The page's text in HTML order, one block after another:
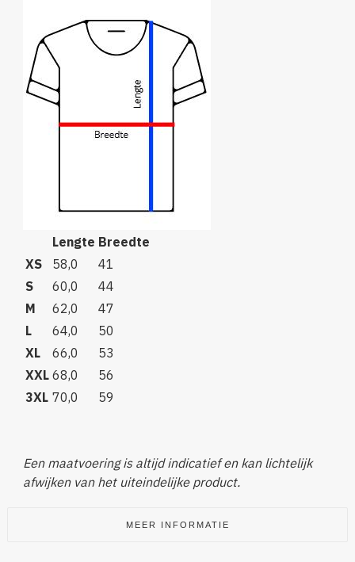
Lengte Breedte
XS
58,0
41
S
60,0
44
M
62,0
47
L
64,0
50
XL
66,0
53
XXL 68,0
56
3XL 70,0 59
Een maatvoering is altijd indicatief en kan lichtelijk
afwijken van het uiteindelijke product.
MEER INFORMATIE